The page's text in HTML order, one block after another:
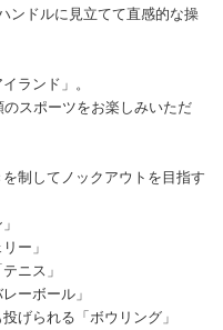
ンドルに見立てて直感的な操
ランド」。
スポーツをお楽しみいただ
制してノックアウトを目指す
ー」
ニス」
ーボール」
げられる「ボウリング」